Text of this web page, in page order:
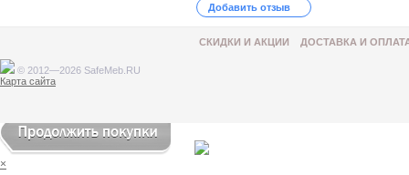
Добавить отзыв
© 2012—2026 SafeMeb.RU
Карта сайта
СКИДКИ И АКЦИИ ДОСТАВКА И
×